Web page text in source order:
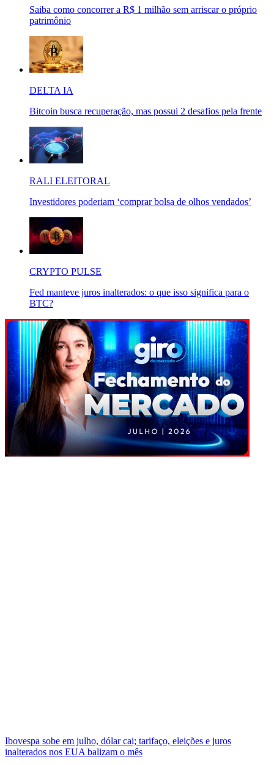
Saiba como concorrer a R$ 1 milhão sem arriscar o próprio
patrimônio
DELTA IA
Bitcoin busca recuperação, mas possui 2 desafios pela frente
RALI ELEITORAL
Investidores poderiam ‘comprar bolsa de olhos vendados’
CRYPTO PULSE
Fed manteve juros inalterados: o que isso significa para o
BTC?
Ibovespa sobe em julho, dólar cai; tarifaço, eleições e juros
inalterados nos EUA balizam o mês